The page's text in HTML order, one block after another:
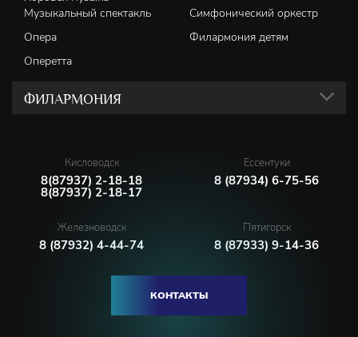
Музыкальный спектакль
Симфонический оркестр
Опера
Филармония детям
Оперетта
ФИЛАРМОНИЯ
Кисловодск
8(87937) 2-18-18
8(87937) 2-18-17
Ессентуки
8 (87934) 6-75-56
Железноводск
8 (87932) 4-44-74
Пятигорск
8 (87933) 9-14-36
КОНТАКТЫ